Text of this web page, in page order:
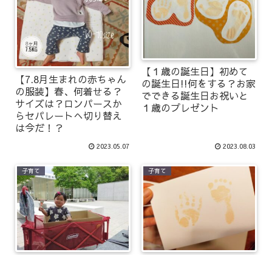
【7.8月生まれの赤ちゃん
の服装】春、何着せる？
サイズは？ロンパースか
らセパレートへ切り替え
は今だ！？
2023.05.07
【１歳の誕生日】初めて
の誕生日!!何をする？お家
でできる誕生日お祝いと
１歳のプレゼント
2023.08.03
子育て 子育て